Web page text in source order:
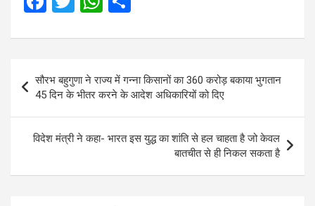
ce
o
o
k
tt
er
at
A
p
p
ar
Post
navigation
सौरभ बहुगुणा ने राज्य में गन्ना किसानों का 360 करोड़ बकाया भुगतान
45 दिन के भीतर करने के आदेश अधिकारियों को दिए
विदेश मंत्री ने कहा- भारत इस युद्ध का शांति से हल चाहता है जो केवल
बातचीत से ही निकल सकता है